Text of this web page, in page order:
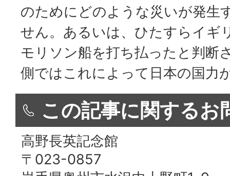
のためにどのような災いが発生
せん。あるいは、ひたすらイギ
モリソン船を打ち払ったと判断
側ではこれによって日本の国力
この記事に関するお
高野長英記念館
〒023-0857